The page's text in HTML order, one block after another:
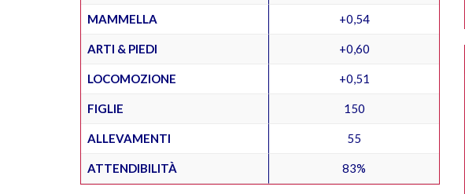
MAMMELLA +0,54
ARTI & PIEDI +0,60
LOCOMOZIONE +0,51
FIGLIE 150
ALLEVAMENTI 55
ATTENDIBILITÀ 83%